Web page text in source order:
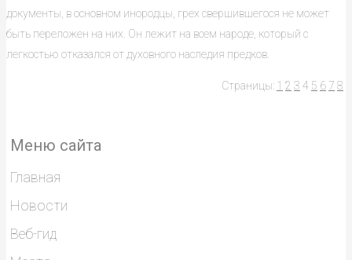
документы, в основном инородцы, грех свершившегося не может
быть переложен на них. Он лежит на всем народе, который с
легкостью отказался от духовного наследия предков.
Страницы: 1 2 3 4 5 6 7 8
Меню сайта
Главная
Новости
Веб-гид